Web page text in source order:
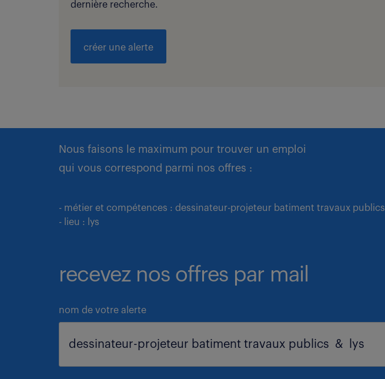
dernière recherche.
créer une alerte
Nous faisons le maximum pour trouver un emploi
qui vous correspond parmi nos offres :
- métier et compétences : dessinateur-projeteur batiment travaux publics
- lieu : lys
recevez nos offres par mail
nom de votre alerte